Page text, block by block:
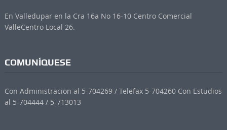
En Valledupar en la Cra 16a No 16-10 Centro Comercial
ValleCentro Local 26.
COMUNÍQUESE
Con Administracion al 5-704269 / Telefax 5-704260 Con Estudios
al 5-704444 / 5-713013